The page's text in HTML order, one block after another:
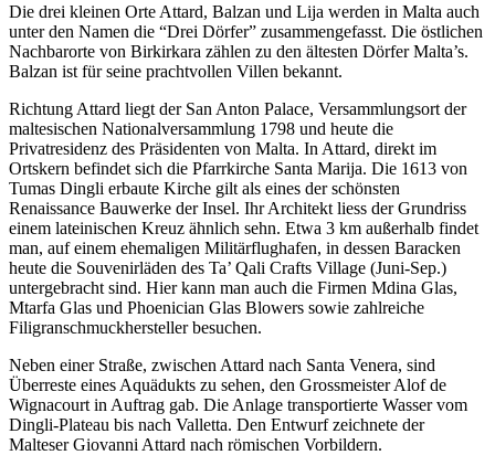
Die drei kleinen Orte Attard, Balzan und Lija werden in Malta auch
unter den Namen die “Drei Dörfer” zusammengefasst. Die östlichen
Nachbarorte von Birkirkara zählen zu den ältesten Dörfer Malta’s.
Balzan ist für seine prachtvollen Villen bekannt.
Richtung Attard liegt der San Anton Palace, Versammlungsort der
maltesischen Nationalversammlung 1798 und heute die
Privatresidenz des Präsidenten von Malta. In Attard, direkt im
Ortskern befindet sich die Pfarrkirche Santa Marija. Die 1613 von
Tumas Dingli erbaute Kirche gilt als eines der schönsten
Renaissance Bauwerke der Insel. Ihr Architekt liess der Grundriss
einem lateinischen Kreuz ähnlich sehn. Etwa 3 km außerhalb findet
man, auf einem ehemaligen Militärflughafen, in dessen Baracken
heute die Souvenirläden des Ta’ Qali Crafts Village (Juni-Sep.)
untergebracht sind. Hier kann man auch die Firmen Mdina Glas,
Mtarfa Glas und Phoenician Glas Blowers sowie zahlreiche
Filigranschmuckhersteller besuchen.
Neben einer Straße, zwischen Attard nach Santa Venera, sind
Überreste eines Aquädukts zu sehen, den Grossmeister Alof de
Wignacourt in Auftrag gab. Die Anlage transportierte Wasser vom
Dingli-Plateau bis nach Valletta. Den Entwurf zeichnete der
Malteser Giovanni Attard nach römischen Vorbildern.